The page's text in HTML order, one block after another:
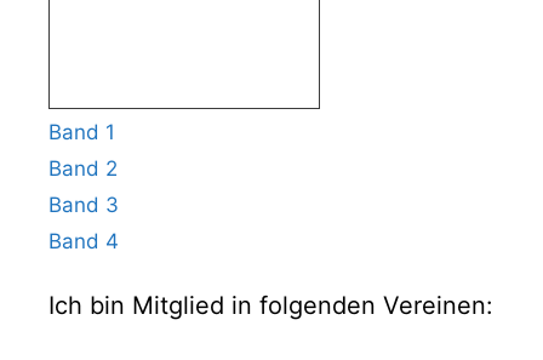
Band 1
Band 2
Band 3
Band 4
Ich bin Mitglied in folgenden Vereinen: